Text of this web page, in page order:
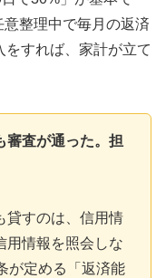
整理中で毎月の返済
すれば、家計が立て
審査が通った。担
貸すのは、信用情
用情報を照会しな
が定める「返済能